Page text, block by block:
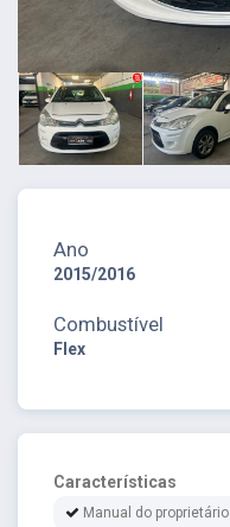
Ano
2015/2016
Combustível
Flex
Características
Manual do proprietário